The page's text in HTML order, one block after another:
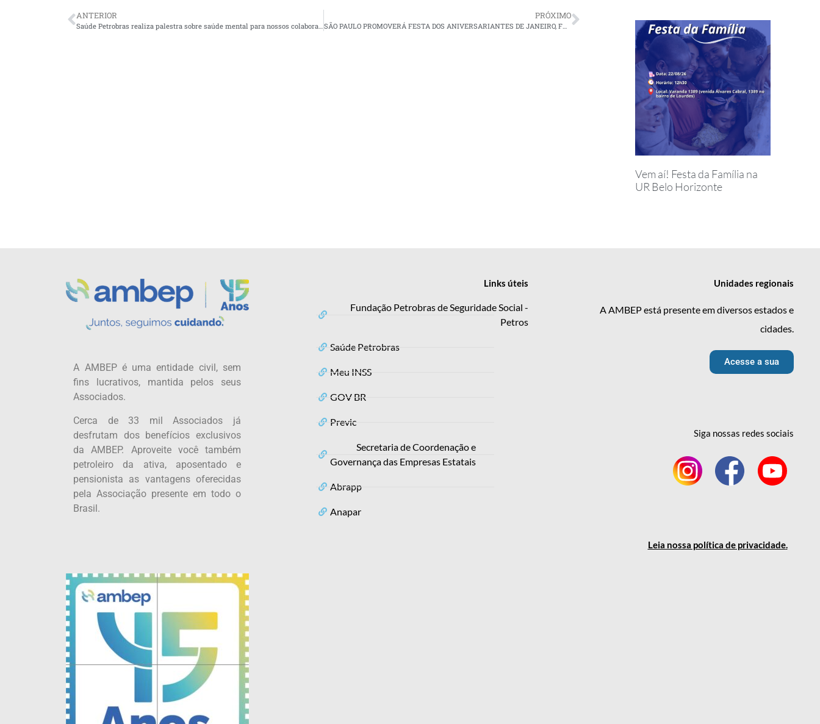
ANTERIOR PRÓXIMO
SÃO PAULO PROMOVERÁ FESTA DOS ANIVERSARIANTES DE JANEIRO, FEVEREIRO E MARÇO DE 2024
Vem aí! Festa da Família na
UR Belo Horizonte
A AMBEP é uma entidade civil, sem
fins lucrativos, mantida pelos seus
Associados.
Cerca de 33 mil Associados já
desfrutam dos benefícios exclusivos
da AMBEP. Aproveite você também
petroleiro da ativa, aposentado e
pensionista as vantagens oferecidas
pela Associação presente em todo o
Brasil.
Links úteis
Fundação Petrobras de Seguridade Social -
Petros
Saúde Petrobras
Meu INSS
GOV BR
Previc
Secretaria de Coordenação e
Governança das Empresas Estatais
Abrapp
Anapar
Unidades regionais
A AMBEP está presente em diversos estados e
cidades.
Acesse a sua
Siga nossas redes sociais
Leia nossa política de privacidade.